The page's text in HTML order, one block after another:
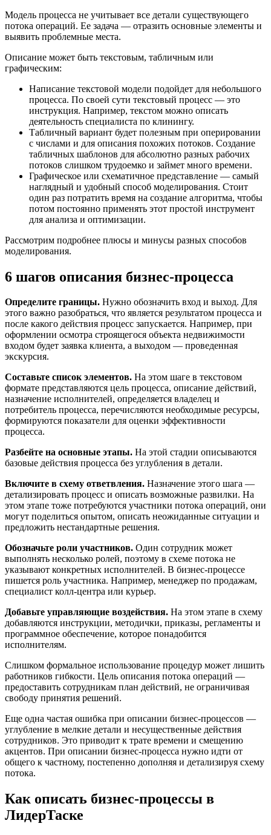
Модель процесса не учитывает все детали существующего
потока операций. Ее задача — отразить основные элементы и
выявить проблемные места.
Описание может быть текстовым, табличным или
графическим:
Написание текстовой модели подойдет для небольшого
процесса. По своей сути текстовый процесс — это
инструкция. Например, текстом можно описать
деятельность специалиста по клинингу.
Табличный вариант будет полезным при оперировании
с числами и для описания похожих потоков. Создание
табличных шаблонов для абсолютно разных рабочих
потоков слишком трудоемко и займет много времени.
Графическое или схематичное представление — самый
наглядный и удобный способ моделирования. Стоит
один раз потратить время на создание алгоритма, чтобы
потом постоянно применять этот простой инструмент
для анализа и оптимизации.
Рассмотрим подробнее плюсы и минусы разных способов
моделирования.
6 шагов описания бизнес-процесса
Определите границы. Нужно обозначить вход и выход. Для
этого важно разобраться, что является результатом процесса и
после какого действия процесс запускается. Например, при
оформлении осмотра строящегося объекта недвижимости
входом будет заявка клиента, а выходом — проведенная
экскурсия.
Составьте список элементов. На этом шаге в текстовом
формате представляются цель процесса, описание действий,
назначение исполнителей, определяется владелец и
потребитель процесса, перечисляются необходимые ресурсы,
формируются показатели для оценки эффективности
процесса.
Разбейте на основные этапы. На этой стадии описываются
базовые действия процесса без углубления в детали.
Включите в схему ответвления. Назначение этого шага —
детализировать процесс и описать возможные развилки. На
этом этапе тоже потребуются участники потока операций, они
могут поделиться опытом, описать неожиданные ситуации и
предложить нестандартные решения.
Обозначьте роли участников. Один сотрудник может
выполнять несколько ролей, поэтому в схеме потока не
указывают конкретных исполнителей. В бизнес-процессе
пишется роль участника. Например, менеджер по продажам,
специалист колл-центра или курьер.
Добавьте управляющие воздействия. На этом этапе в схему
добавляются инструкции, методички, приказы, регламенты и
программное обеспечение, которое понадобится
исполнителям.
Слишком формальное использование процедур может лишить
работников гибкости. Цель описания потока операций —
предоставить сотрудникам план действий, не ограничивая
свободу принятия решений.
Еще одна частая ошибка при описании бизнес-процессов —
углубление в мелкие детали и несущественные действия
сотрудников. Это приводит к трате времени и смещению
акцентов. При описании бизнес-процесса нужно идти от
общего к частному, постепенно дополняя и детализируя схему
потока.
Как описать бизнес-процессы в
ЛидерТаске